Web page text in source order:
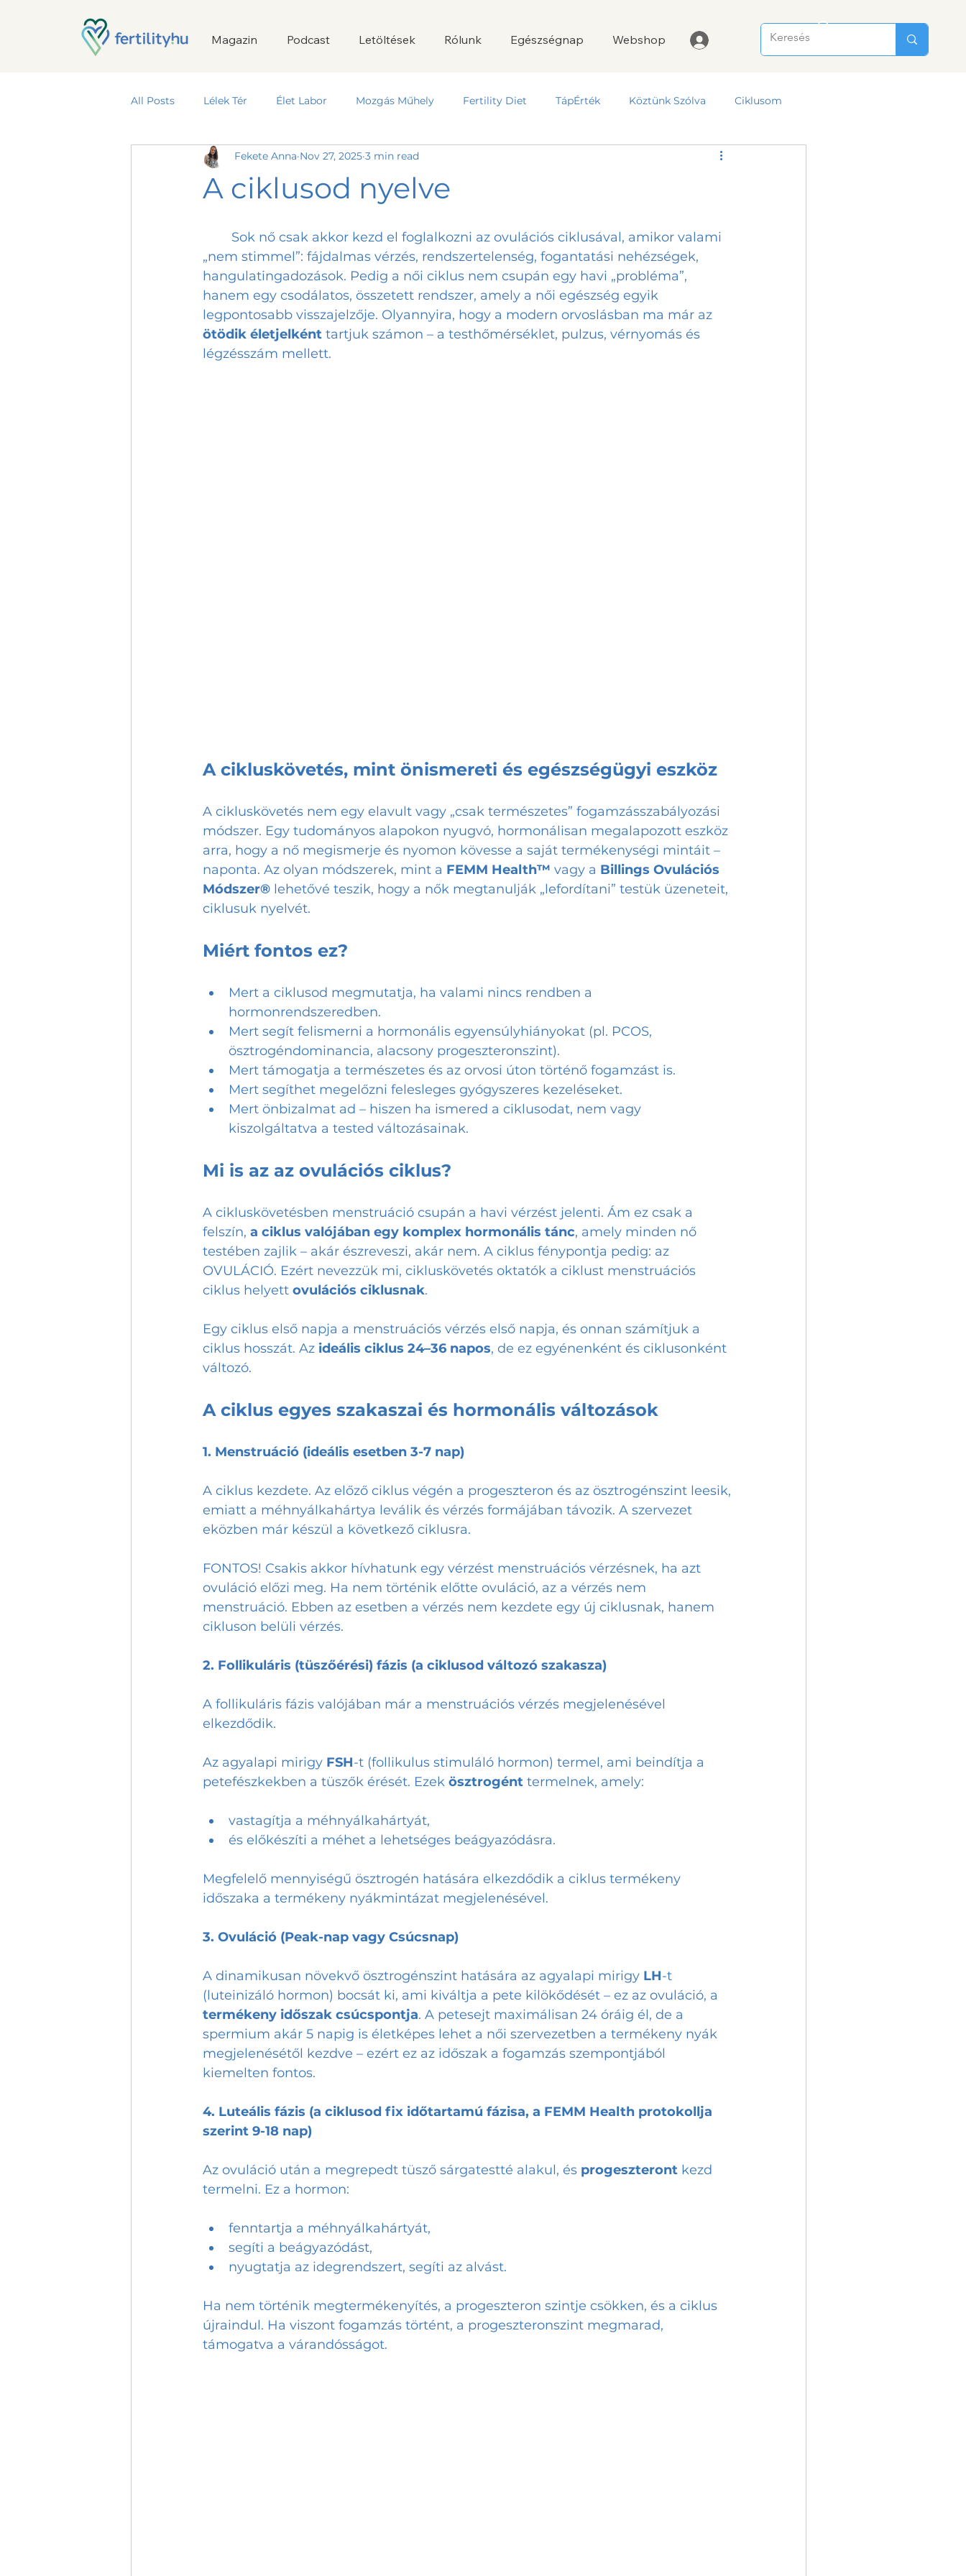
Magazin Podcast Letöltések Rólunk Egészségnap Webshop
All Posts Lélek Tér Élet Labor Mozgás Műhely Fertility Diet TápÉrték Köztünk Szólva Ciklusom
Termékeny Kapcsolat
A ciklusod nyelve
Fekete Anna Nov 27, 2025 3 min read
„nem stimmel”: fájdalmas vérzés, rendszertelenség, fogantatási nehézségek,
hangulatingadozások. Pedig a női ciklus nem csupán egy havi „probléma”,
hanem egy csodálatos, összetett rendszer, amely a női egészség egyik
legpontosabb visszajelzője. Olyannyira, hogy a modern orvoslásban ma már az
ötödik életjelként tartjuk számon – a testhőmérséklet, pulzus, vérnyomás és
légzésszám mellett.
A cikluskövetés, mint önismereti és egészségügyi eszköz
A cikluskövetés nem egy elavult vagy „csak természetes” fogamzásszabályozási
módszer. Egy tudományos alapokon nyugvó, hormonálisan megalapozott eszköz
arra, hogy a nő megismerje és nyomon kövesse a saját termékenységi mintáit –
naponta. Az olyan módszerek, mint a FEMM Health™ vagy a Billings Ovulációs
Módszer® lehetővé teszik, hogy a nők megtanulják „lefordítani” testük üzeneteit,
ciklusuk nyelvét.
Miért fontos ez?
Mert a ciklusod megmutatja, ha valami nincs rendben a
hormonrendszeredben.
Mert segít felismerni a hormonális egyensúlyhiányokat (pl. PCOS,
ösztrogéndominancia, alacsony progeszteronszint).
Mert támogatja a természetes és az orvosi úton történő fogamzást is.
Mert segíthet megelőzni felesleges gyógyszeres kezeléseket.
Mert önbizalmat ad – hiszen ha ismered a ciklusodat, nem vagy
kiszolgáltatva a tested változásainak.
Mi is az az ovulációs ciklus?
A cikluskövetésben menstruáció csupán a havi vérzést jelenti. Ám ez csak a
felszín, a ciklus valójában egy komplex hormonális tánc, amely minden nő
testében zajlik – akár észreveszi, akár nem. A ciklus fénypontja pedig: az
OVULÁCIÓ. Ezért nevezzük mi, cikluskövetés oktatók a ciklust menstruációs
ciklus helyett ovulációs ciklusnak.
Egy ciklus első napja a menstruációs vérzés első napja, és onnan számítjuk a
ciklus hosszát. Az ideális ciklus 24–36 napos, de ez egyénenként és ciklusonként
változó.
A ciklus egyes szakaszai és hormonális változások
1. Menstruáció (ideális esetben 3-7 nap)
A ciklus kezdete. Az előző ciklus végén a progeszteron és az ösztrogénszint leesik,
emiatt a méhnyálkahártya leválik és vérzés formájában távozik. A szervezet
eközben már készül a következő ciklusra.
FONTOS! Csakis akkor hívhatunk egy vérzést menstruációs vérzésnek, ha azt
ovuláció előzi meg. Ha nem történik előtte ovuláció, az a vérzés nem
menstruáció. Ebben az esetben a vérzés nem kezdete egy új ciklusnak, hanem
cikluson belüli vérzés.
2. Follikuláris (tüszőérési) fázis (a ciklusod változó szakasza)
A follikuláris fázis valójában már a menstruációs vérzés megjelenésével
elkezdődik.
Az agyalapi mirigy FSH-t (follikulus stimuláló hormon) termel, ami beindítja a
petefészkekben a tüszők érését. Ezek ösztrogént termelnek, amely:
vastagítja a méhnyálkahártyát,
és előkészíti a méhet a lehetséges beágyazódásra.
Megfelelő mennyiségű ösztrogén hatására elkezdődik a ciklus termékeny
időszaka a termékeny nyákmintázat megjelenésével.
3. Ovuláció (Peak-nap vagy Csúcsnap)
A dinamikusan növekvő ösztrogénszint hatására az agyalapi mirigy LH-t
(luteinizáló hormon) bocsát ki, ami kiváltja a pete kilökődését – ez az ovuláció, a
termékeny időszak csúcspontja. A petesejt maximálisan 24 óráig él, de a
spermium akár 5 napig is életképes lehet a női szervezetben a termékeny nyák
megjelenésétől kezdve – ezért ez az időszak a fogamzás szempontjából
kiemelten fontos.
4. Luteális fázis (a ciklusod fix időtartamú fázisa, a FEMM Health protokollja
szerint 9-18 nap)
Az ovuláció után a megrepedt tüsző sárgatestté alakul, és progeszteront kezd
termelni. Ez a hormon:
fenntartja a méhnyálkahártyát,
segíti a beágyazódást,
nyugtatja az idegrendszert, segíti az alvást.
Ha nem történik megtermékenyítés, a progeszteron szintje csökken, és a ciklus
újraindul. Ha viszont fogamzás történt, a progeszteronszint megmarad,
támogatva a várandósságot.